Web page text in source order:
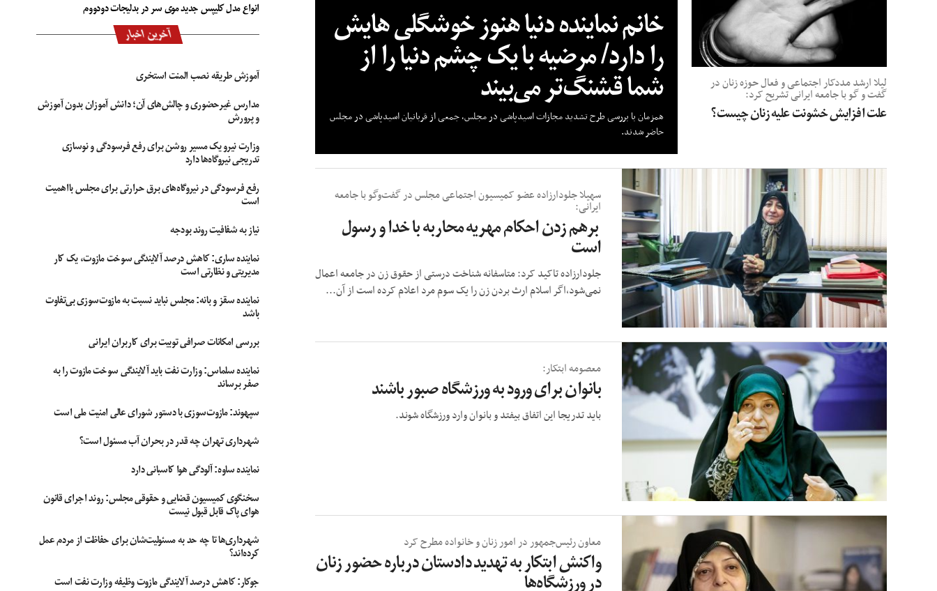
خانم نماینده دنیا هنوز خوشگلی هایش
را دارد/ مرضیه با یک چشم دنیا را از
شما قشنگ‌تر می‌بیند
همزمان با بررسی طرح تشدید مجازات اسیدپاشی در مجلس، جمعی از قربانیان اسیدپاشی در مجلس
حاضر شدند.
لیلا ارشد مددکار اجتماعی و فعال حوزه زنان در
گفت و گو با جامعه ایرانی تشریح کرد:
علت افزایش خشونت علیه زنان چیست؟
سهیلا جلودارزاده عضو کمیسیون اجتماعی مجلس در گفت‌وگو با جامعه
ایرانی:
برهم زدن احکام مهریه محاربه با خدا و رسول
است
جلودارزاده تاکید کرد: متاسفانه شناخت درستی از حقوق زن در جامعه اعمال
نمی‌شود،اگر اسلام ارث بردن زن را یک سوم مرد اعلام کرده است از آن...
معصومه ابتکار:
بانوان برای ورود به ورزشگاه صبور باشند
باید تدریجا این اتفاق بیفتد و بانوان وارد ورزشگاه شوند.
معاون رئیس‌جمهور در امور زنان و خانواده مطرح کرد
واکنش ابتکار به تهدید دادستان درباره حضور زنان
در ورزشگاه‌ها
انواع مدل کلیپس جدید موی سر در بدلیجات دودووم
آخرین اخبار
آموزش طریقه نصب المنت استخری
مدارس غیرحضوری و چالش‌های آن؛ دانش آموزان بدون آموزش
و پرورش
وزارت نیرو یک مسیر روشن برای رفع فرسودگی و نوسازی
تدریجی نیروگاه‌ها دارد
رفع فرسودگی در نیروگاه‌های برق حرارتی برای مجلس بااهمیت
است
نیاز به شفافیت روند بودجه
نماینده ساری: کاهش درصد آلایندگی سوخت مازوت، یک کار
مدیریتی و نظارتی است
نماینده سقز و بانه: مجلس نباید نسبت به مازوت‌سوزی بی‌تفاوت
باشد
بررسی امکانات صرافی توبیت برای کاربران ایرانی
نماینده سلماس: وزارت نفت باید آلایندگی سوخت مازوت را به
صفر برساند
سپهوند:‌ مازوت‌سوزی با دستور شورای عالی امنیت ملی است
شهرداری تهران چه قدر در بحران آب مسئول است؟
نماینده ساوه: آلودگی هوا کاسبانی دارد
سخنگوی کمیسیون قضایی و حقوقی مجلس: روند اجرای قانون
هوای پاک قابل قبول نیست
شهرداری‌ها تا چه حد به مسئولیت‌شان برای حفاظت از مردم عمل
کرده‌اند؟
جوکار: کاهش درصد آلایندگی مازوت وظیفه وزارت نفت است